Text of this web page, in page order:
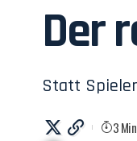
Der
Statt
3